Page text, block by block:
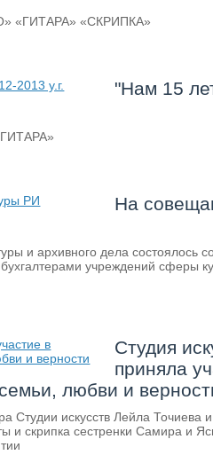
«ГИТАРА» «СКРИПКА»
"Нам 15
На
и архивного дела состоялось
учреждений сферы
Студия
приняла
любви и
Студии искусств Лейла Точиева
и скрипка сестренки Самира и